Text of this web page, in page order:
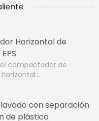
Horizontal de
compactador de
horizontal…
con separación
de plástico